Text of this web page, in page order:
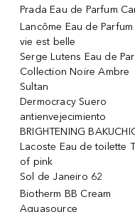
Prada Eau de Parfum
Lancôme Eau de Parfum
vie est belle
Serge Lutens Eau de
Collection Noire Ambre
Sultan
Dermocracy Suero
antienvejecimiento
BRIGHTENING
Lacoste Eau de toilette
of pink
Sol de Janeiro 62
Biotherm BB Cream
Aquasource